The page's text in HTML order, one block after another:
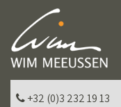
+32 (0)3 232 19 13